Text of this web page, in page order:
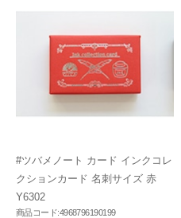
#ツバメノート カード インクコレ
クションカード 名刺サイズ 赤
Y6302
商品コード:4968796190199